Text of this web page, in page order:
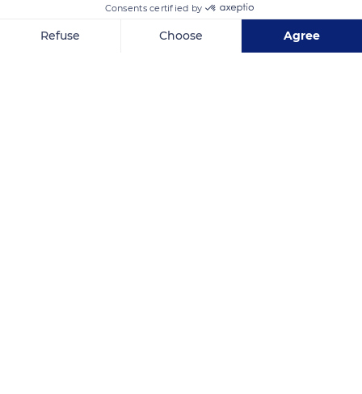
TRANSLATE
Consents certified by
Refuse Choose Agree